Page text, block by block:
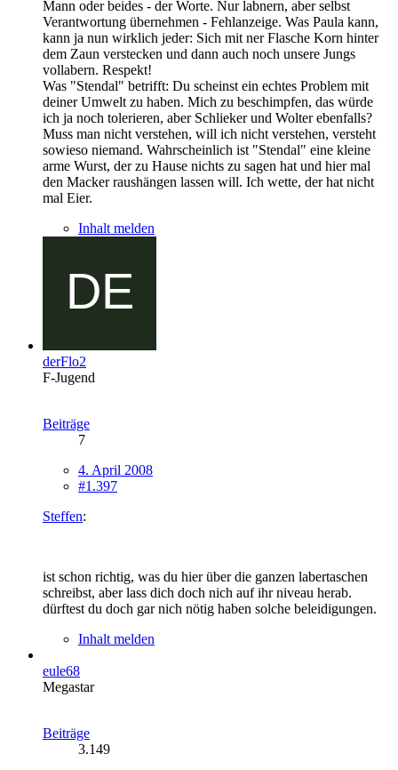
Mann oder beides - der Worte. Nur labnern, aber selbst
Verantwortung übernehmen - Fehlanzeige. Was Paula kann,
kann ja nun wirklich jeder: Sich mit ner Flasche Korn hinter
dem Zaun verstecken und dann auch noch unsere Jungs
vollabern. Respekt!
Was "Stendal" betrifft: Du scheinst ein echtes Problem mit
deiner Umwelt zu haben. Mich zu beschimpfen, das würde
ich ja noch tolerieren, aber Schlieker und Wolter ebenfalls?
Muss man nicht verstehen, will ich nicht verstehen, versteht
sowieso niemand. Wahrscheinlich ist "Stendal" eine kleine
arme Wurst, der zu Hause nichts zu sagen hat und hier mal
den Macker raushängen lassen will. Ich wette, der hat nicht
mal Eier.
Inhalt melden
derFlo2
F-Jugend
Beiträge
7
4. April 2008
#1.397
Steffen:
ist schon richtig, was du hier über die ganzen labertaschen
schreibst, aber lass dich doch nich auf ihr niveau herab.
dürftest du doch gar nich nötig haben solche beleidigungen.
Inhalt melden
eule68
Megastar
Beiträge
3.149